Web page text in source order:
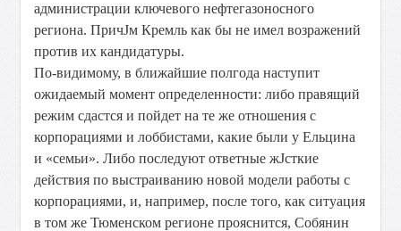
администрации ключевого нефтегазоносного
региона. ПричЈм Кремль как бы не имел возражений
против их кандидатуры.
По-видимому, в ближайшие полгода наступит
ожидаемый момент определенности: либо правящий
режим сдастся и пойдет на те же отношения с
корпорациями и лоббистами, какие были у Ельцина
и «семьи». Либо последуют ответные жЈсткие
действия по выстраиванию новой модели работы с
корпорациями, и, например, после того, как ситуация
в том же Тюменском регионе прояснится, Собянин